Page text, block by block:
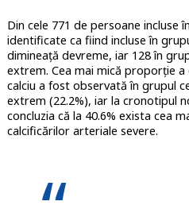
Din cele 771 de persoane incluse
identificate ca fiind incluse în
dimineață devreme, iar 128 în
extrem. Cea mai mică proporție
calciu a fost observată în grupul
extrem (22.2%), iar la cronotipul
concluzia că la 40.6% exista cea
calcificărilor arteriale severe.